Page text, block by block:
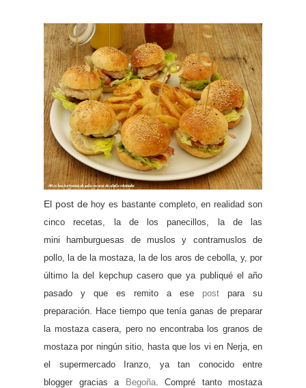
El post de hoy es bastante completo, en realidad son
cinco recetas, la de los panecillos, la de las
mini
hamburguesas de muslos y contramuslos de
pollo, la de la mostaza, la de los aros de cebolla, y, por
último la del kepc hup casero que ya publiqué el año
pasado y que es remito a ese post para su
preparación.
Hace tiempo que teníaganas de preparar
la mostaza casera, pero no encontraba los granos de
mostaza por ningún sitio,
hasta que los vi en Nerja, en
el supermercado Iranzo, ya tan conocido entre
blogger gracias a Begoña. Compré tanto mostaza